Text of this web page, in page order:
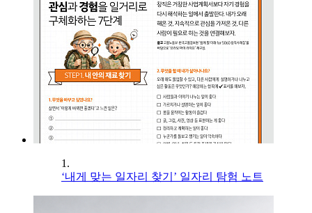
1.
‘내게 맞는 일자리 찾기’ 일자리 탐험 노트